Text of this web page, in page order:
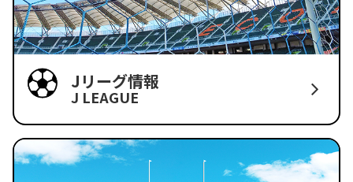
Jリーグ情報
J LEAGUE